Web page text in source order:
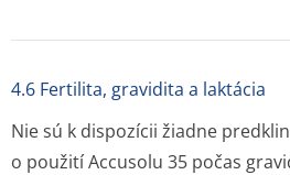
4.6 Fertilita, gravidita a laktácia
Nie sú k dispozícii žiadne
o použití Accusolu 35 počas